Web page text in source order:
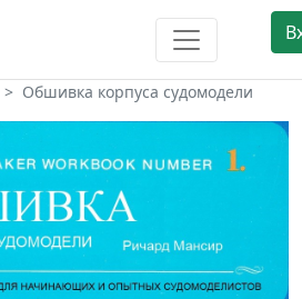
Обшивка корпуса судомодели